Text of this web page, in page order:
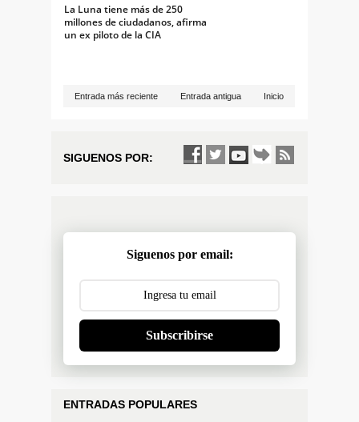
La Luna tiene más de 250
millones de ciudadanos, afirma
un ex piloto de la CIA
Entrada más reciente Entrada antigua Inicio
SIGUENOS POR:
Siguenos por email:
Subscribirse
ENTRADAS POPULARES